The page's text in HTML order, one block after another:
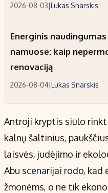
2026-08-03|Lukas Snarskis
Energinis
namuose: kaip
renovaciją
2026-08-04|Lukas Snarskis
Antroji kryptis siūlo
kalnų šaltinius,
laisvės, judėjimo ir
Abu scenarijai rodo,
žmonėms, o ne tik